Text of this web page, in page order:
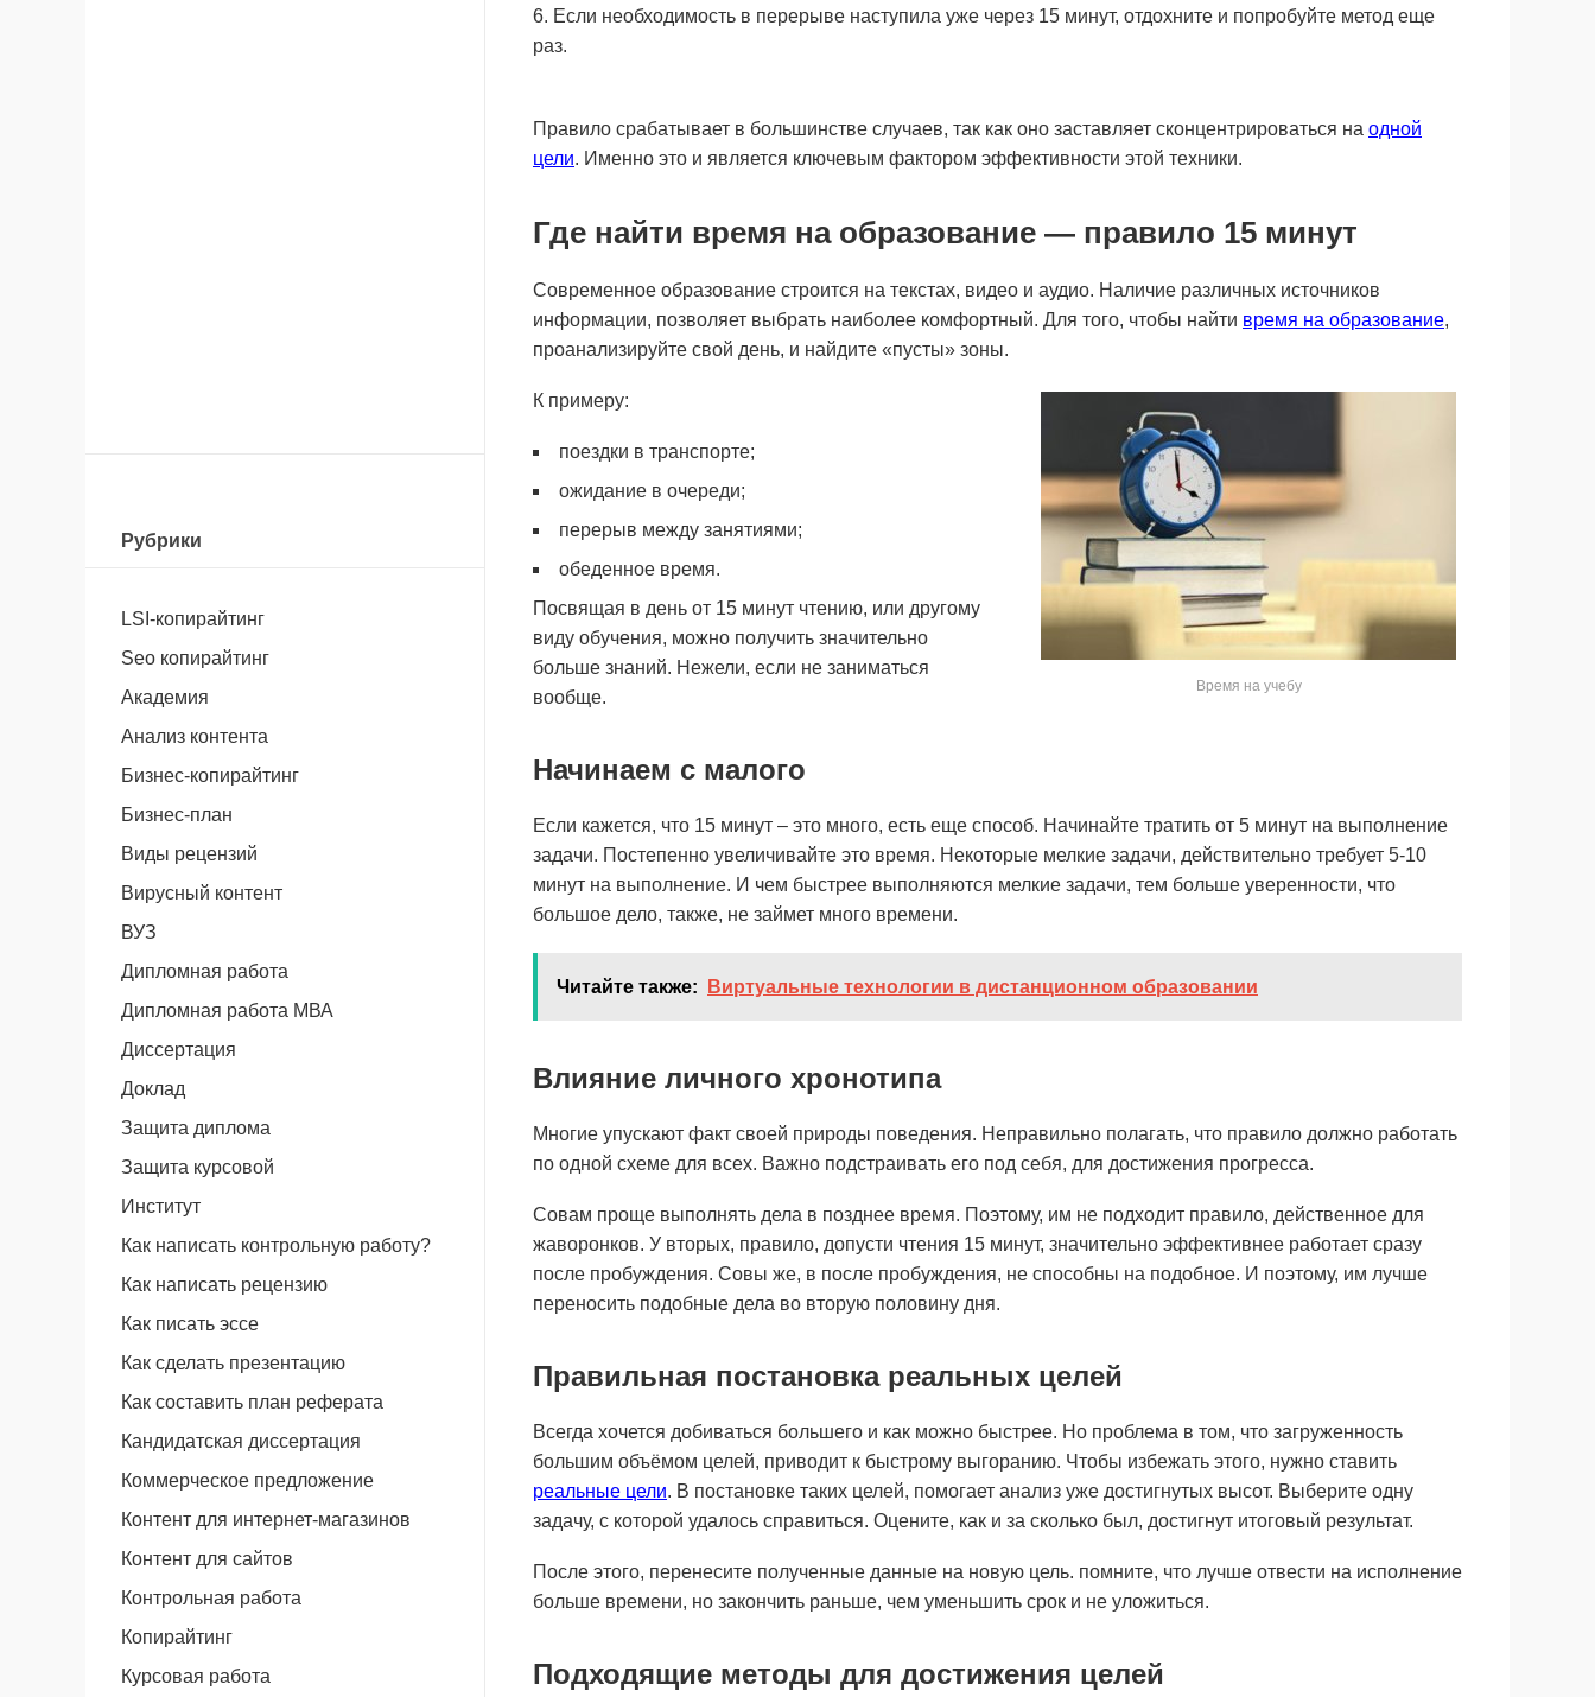
Если необходимость в перерыве наступила уже через 15 минут, отдохните и попробуйте метод еще
раз.
Правило срабатывает в большинстве случаев, так как оно заставляет сконцентрироваться на одной
цели. Именно это и является ключевым фактором эффективности этой техники.
Где найти время на образование — правило 15 минут
Современное образование строится на текстах, видео и аудио. Наличие различных источников
информации, позволяет выбрать наиболее комфортный. Для того, чтобы найти время на образование,
проанализируйте свой день, и найдите «пусты» зоны.
Время на учебу
К примеру:
поездки в транспорте;
ожидание в очереди;
перерыв между занятиями;
обеденное время.
Посвящая в день от 15 минут чтению, или другому
виду обучения, можно получить значительно
больше знаний. Нежели, если не заниматься
вообще.
Начинаем с малого
Если кажется, что 15 минут – это много, есть еще способ. Начинайте тратить от 5 минут на выполнение
задачи. Постепенно увеличивайте это время. Некоторые мелкие задачи, действительно требует 5-10
минут на выполнение. И чем быстрее выполняются мелкие задачи, тем больше уверенности, что
большое дело, также, не займет много времени.
Читайте также: Виртуальные технологии в дистанционном образовании
Влияние личного хронотипа
Многие упускают факт своей природы поведения. Неправильно полагать, что правило должно работать
по одной схеме для всех. Важно подстраивать его под себя, для достижения прогресса.
Совам проще выполнять дела в позднее время. Поэтому, им не подходит правило, действенное для
жаворонков. У вторых, правило, допусти чтения 15 минут, значительно эффективнее работает сразу
после пробуждения. Совы же, в после пробуждения, не способны на подобное. И поэтому, им лучше
переносить подобные дела во вторую половину дня.
Правильная постановка реальных целей
Всегда хочется добиваться большего и как можно быстрее. Но проблема в том, что загруженность
большим объёмом целей, приводит к быстрому выгоранию. Чтобы избежать этого, нужно ставить
реальные цели. В постановке таких целей, помогает анализ уже достигнутых высот. Выберите одну
задачу, с которой удалось справиться. Оцените, как и за сколько был, достигнут итоговый результат.
После этого, перенесите полученные данные на новую цель. помните, что лучше отвести на исполнение
больше времени, но закончить раньше, чем уменьшить срок и не уложиться.
Подходящие методы для достижения целей
Рубрики
LSI-копирайтинг
Seo копирайтинг
Академия
Анализ контента
Бизнес-копирайтинг
Бизнес-план
Виды рецензий
Вирусный контент
ВУЗ
Дипломная работа
Дипломная работа МВА
Диссертация
Доклад
Защита диплома
Защита курсовой
Институт
Как написать контрольную работу?
Как написать рецензию
Как писать эссе
Как сделать презентацию
Как составить план реферата
Кандидатская диссертация
Коммерческое предложение
Контент для интернет-магазинов
Контент для сайтов
Контрольная работа
Копирайтинг
Курсовая работа